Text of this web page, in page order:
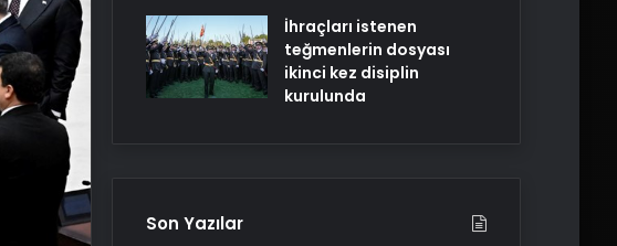
İhraçları istenen
teğmenlerin dosyası
ikinci kez disiplin
kurulunda
Son Yazılar